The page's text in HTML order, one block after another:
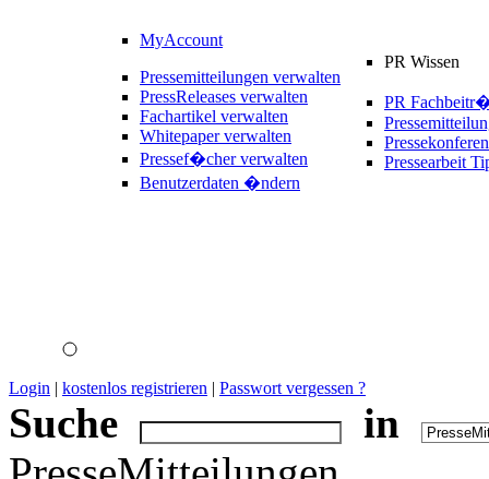
MyAccount
Pressemitteilungen verwalten
PressReleases verwalten
Fachartikel verwalten
Whitepaper verwalten
Pressef�cher verwalten
Benutzerdaten �ndern
PR Wissen
PR
Pressearbeit
Login | kostenlos registrieren | Passwort vergessen ?
Suche
in